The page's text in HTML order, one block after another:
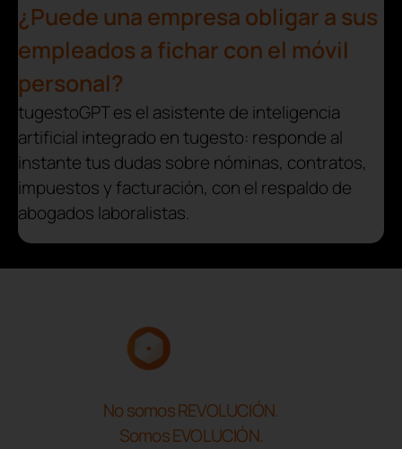
¿Puede una empresa obligar a sus
empleados a fichar con el móvil
personal?
tugestoGPT es el asistente de inteligencia
artificial integrado en tugesto: responde al
instante tus dudas sobre nóminas, contratos,
impuestos y facturación, con el respaldo de
abogados laboralistas.
No somos REVOLUCIÓN.
Somos EVOLUCIÓN.